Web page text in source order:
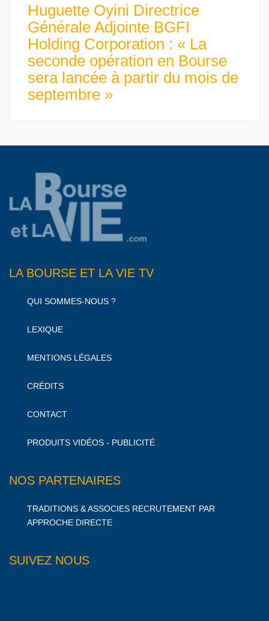
Huguette Oyini Directrice
Générale Adjointe BGFI
Holding Corporation : « La
seconde opération en Bourse
sera lancée à partir du mois de
septembre »
LA BOURSE ET LA VIE TV
QUI SOMMES-NOUS ?
LEXIQUE
MENTIONS LÉGALES
CRÉDITS
CONTACT
PRODUITS VIDÉOS - PUBLICITÉ
NOS PARTENAIRES
TRADITIONS & ASSOCIES RECRUTEMENT PAR
APPROCHE DIRECTE
SUIVEZ NOUS